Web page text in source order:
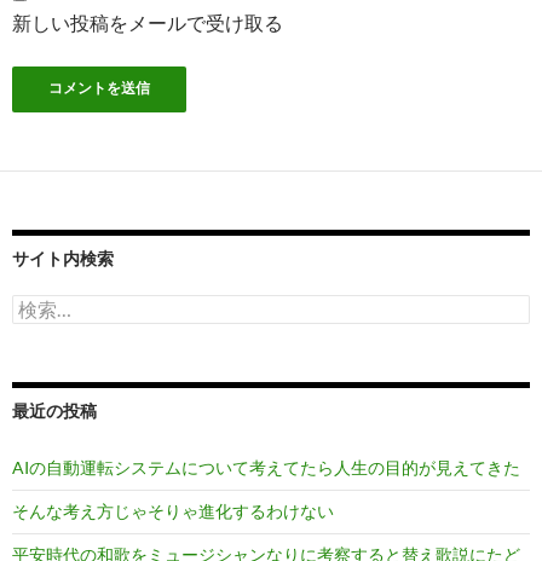
新しい投稿をメールで受け取る
サイト内検索
検
索:
最近の投稿
AIの自動運転システムについて考えてたら人生の目的が見えてきた
そんな考え方じゃそりゃ進化するわけない
平安時代の和歌をミュージシャンなりに考察すると替え歌説にたど